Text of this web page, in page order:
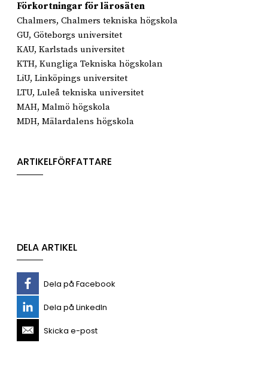
Förkortningar för lärosäten
Chalmers, Chalmers tekniska högskola
GU, Göteborgs universitet
KAU, Karlstads universitet
KTH, Kungliga Tekniska högskolan
LiU, Linköpings universitet
LTU, Luleå tekniska universitet
MAH, Malmö högskola
MDH, Mälardalens högskola
ARTIKELFÖRFATTARE
DELA ARTIKEL
Dela på Facebook
Dela på LinkedIn
Skicka e-post